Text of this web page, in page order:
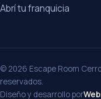
Abrí tu franquicia
© 2026 Escape Room
reservados.
Diseño y desarrollo por